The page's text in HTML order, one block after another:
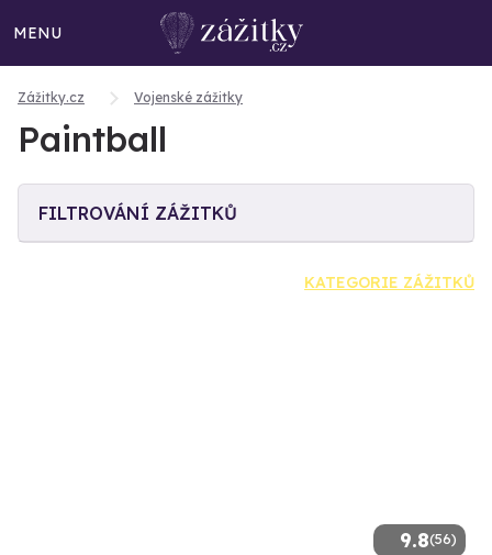
MENU
Zážitky.cz Vojenské zážitky
Paintball
FILTROVÁNÍ ZÁŽITKŮ
KATEGORIE ZÁŽITKŮ
9.8(56)